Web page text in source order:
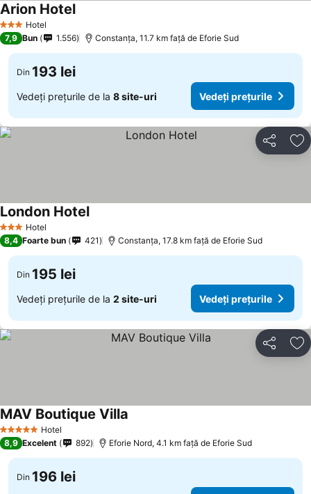
3 SteleHotel
Arion Hotel
7,9 Bun 1.556 Constanța, 11.7 km faţă de Eforie Sud
Din 193 lei
Vedeți prețurile de la 8 site-uri Vedeți prețurile
Distribuiți
3 SteleHotel
London Hotel
8,4 Foarte bun 421 Constanța, 17.8 km faţă de Eforie Sud
Din 195 lei
Vedeți prețurile de la 2 site-uri Vedeți prețurile
Distribuiți
5 Stele Hotel
MAV Boutique Villa
8,9 Excelent 892 Eforie Nord, 4.1 km faţă de Eforie Sud
Din 196 lei